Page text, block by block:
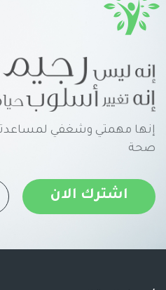
إنها مهمتي وشغفي
صحة
اشترك الان